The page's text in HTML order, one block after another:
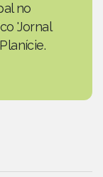
no
'Jornal